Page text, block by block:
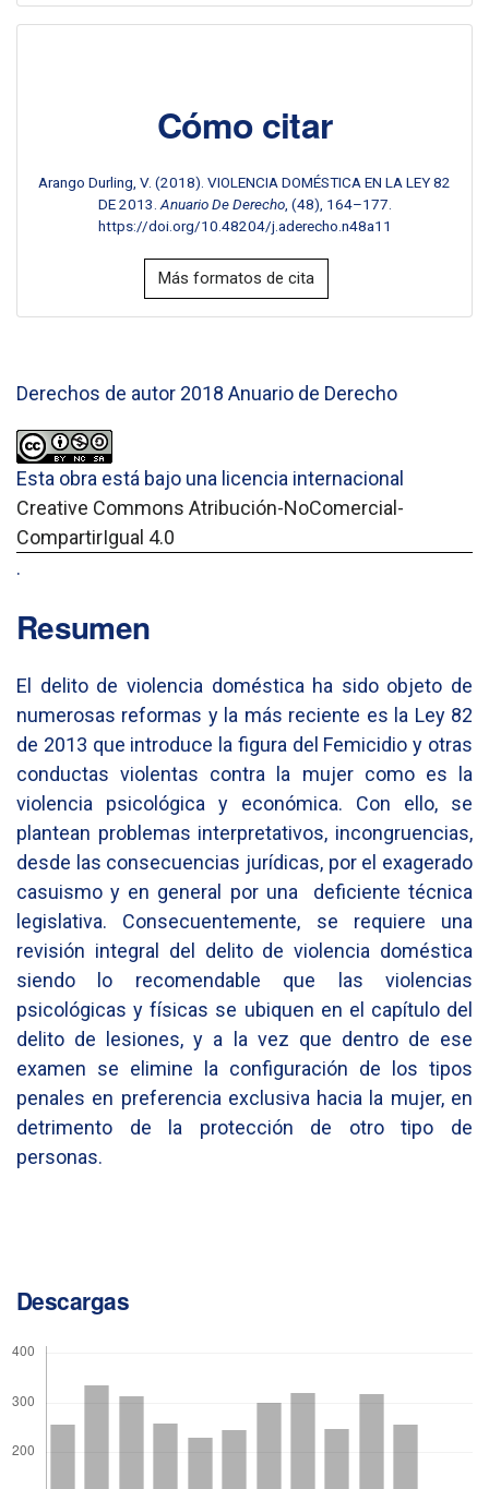
Cómo citar
Arango Durling, V. (2018). VIOLENCIA DOMÉSTICA EN LA LEY 82
DE 2013. Anuario De Derecho, (48), 164–177.
https://doi.org/10.48204/j.aderecho.n48a11
Más formatos de cita
Derechos de autor 2018 Anuario de Derecho
Esta obra está bajo una licencia internacional
Creative Commons Atribución-NoComercial-
CompartirIgual 4.0
.
Resumen
El delito de violencia doméstica ha sido objeto de
numerosas reformas y la más reciente es la Ley 82
de 2013 que introduce la figura del Femicidio y otras
conductas violentas contra la mujer como es la
violencia psicológica y económica. Con ello, se
plantean problemas interpretativos, incongruencias,
desde las consecuencias jurídicas, por el exagerado
casuismo y en general por una deficiente técnica
legislativa. Consecuentemente, se requiere una
revisión integral del delito de violencia doméstica
siendo lo recomendable que las violencias
psicológicas y físicas se ubiquen en el capítulo del
delito de lesiones, y a la vez que dentro de ese
examen se elimine la configuración de los tipos
penales en preferencia exclusiva hacia la mujer, en
detrimento de la protección de otro tipo de
personas.
Descargas